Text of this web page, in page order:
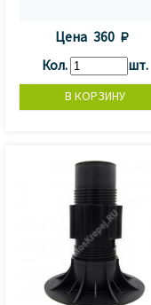
Цена 360 
Кол.
шт.